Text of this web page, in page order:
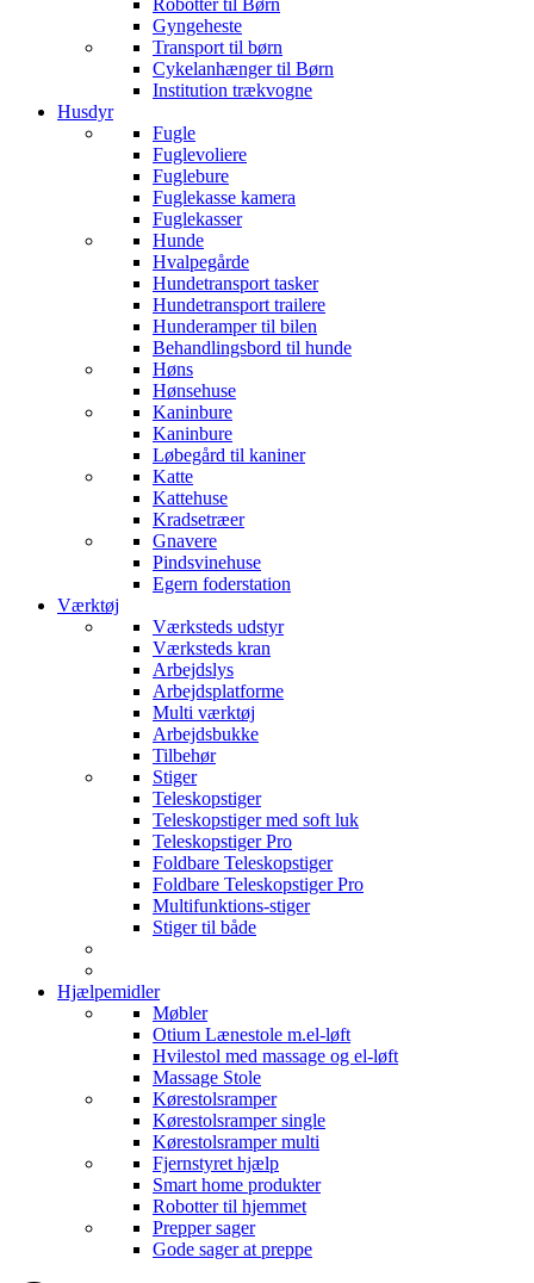
Robotter til Børn
Gyngeheste
Transport til børn
Cykelanhænger til Børn
Institution trækvogne
Husdyr
Fugle
Fuglevoliere
Fuglebure
Fuglekasse kamera
Fuglekasser
Hunde
Hvalpegårde
Hundetransport tasker
Hundetransport trailere
Hunderamper til bilen
Behandlingsbord til hunde
Høns
Hønsehuse
Kaninbure
Kaninbure
Løbegård til kaniner
Katte
Kattehuse
Kradsetræer
Gnavere
Pindsvinehuse
Egern foderstation
Værktøj
Værksteds udstyr
Værksteds kran
Arbejdslys
Arbejdsplatforme
Multi værktøj
Arbejdsbukke
Tilbehør
Stiger
Teleskopstiger
Teleskopstiger med soft luk
Teleskopstiger Pro
Foldbare Teleskopstiger
Foldbare Teleskopstiger Pro
Multifunktions-stiger
Stiger til både
Hjælpemidler
Møbler
Otium Lænestole m.el-løft
Hvilestol med massage og el-løft
Massage Stole
Kørestolsramper
Kørestolsramper single
Kørestolsramper multi
Fjernstyret hjælp
Smart home produkter
Robotter til hjemmet
Prepper sager
Gode sager at preppe